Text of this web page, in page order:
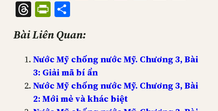
ThreadsPrintFriendly
Bài Liên Quan:
Nước Mỹ chống nước Mỹ. Chương 3, Bài
3: Giải mã bí ẩn
Nước Mỹ chống nước Mỹ. Chương 3, Bài
2: Mới mẻ và khác biệt